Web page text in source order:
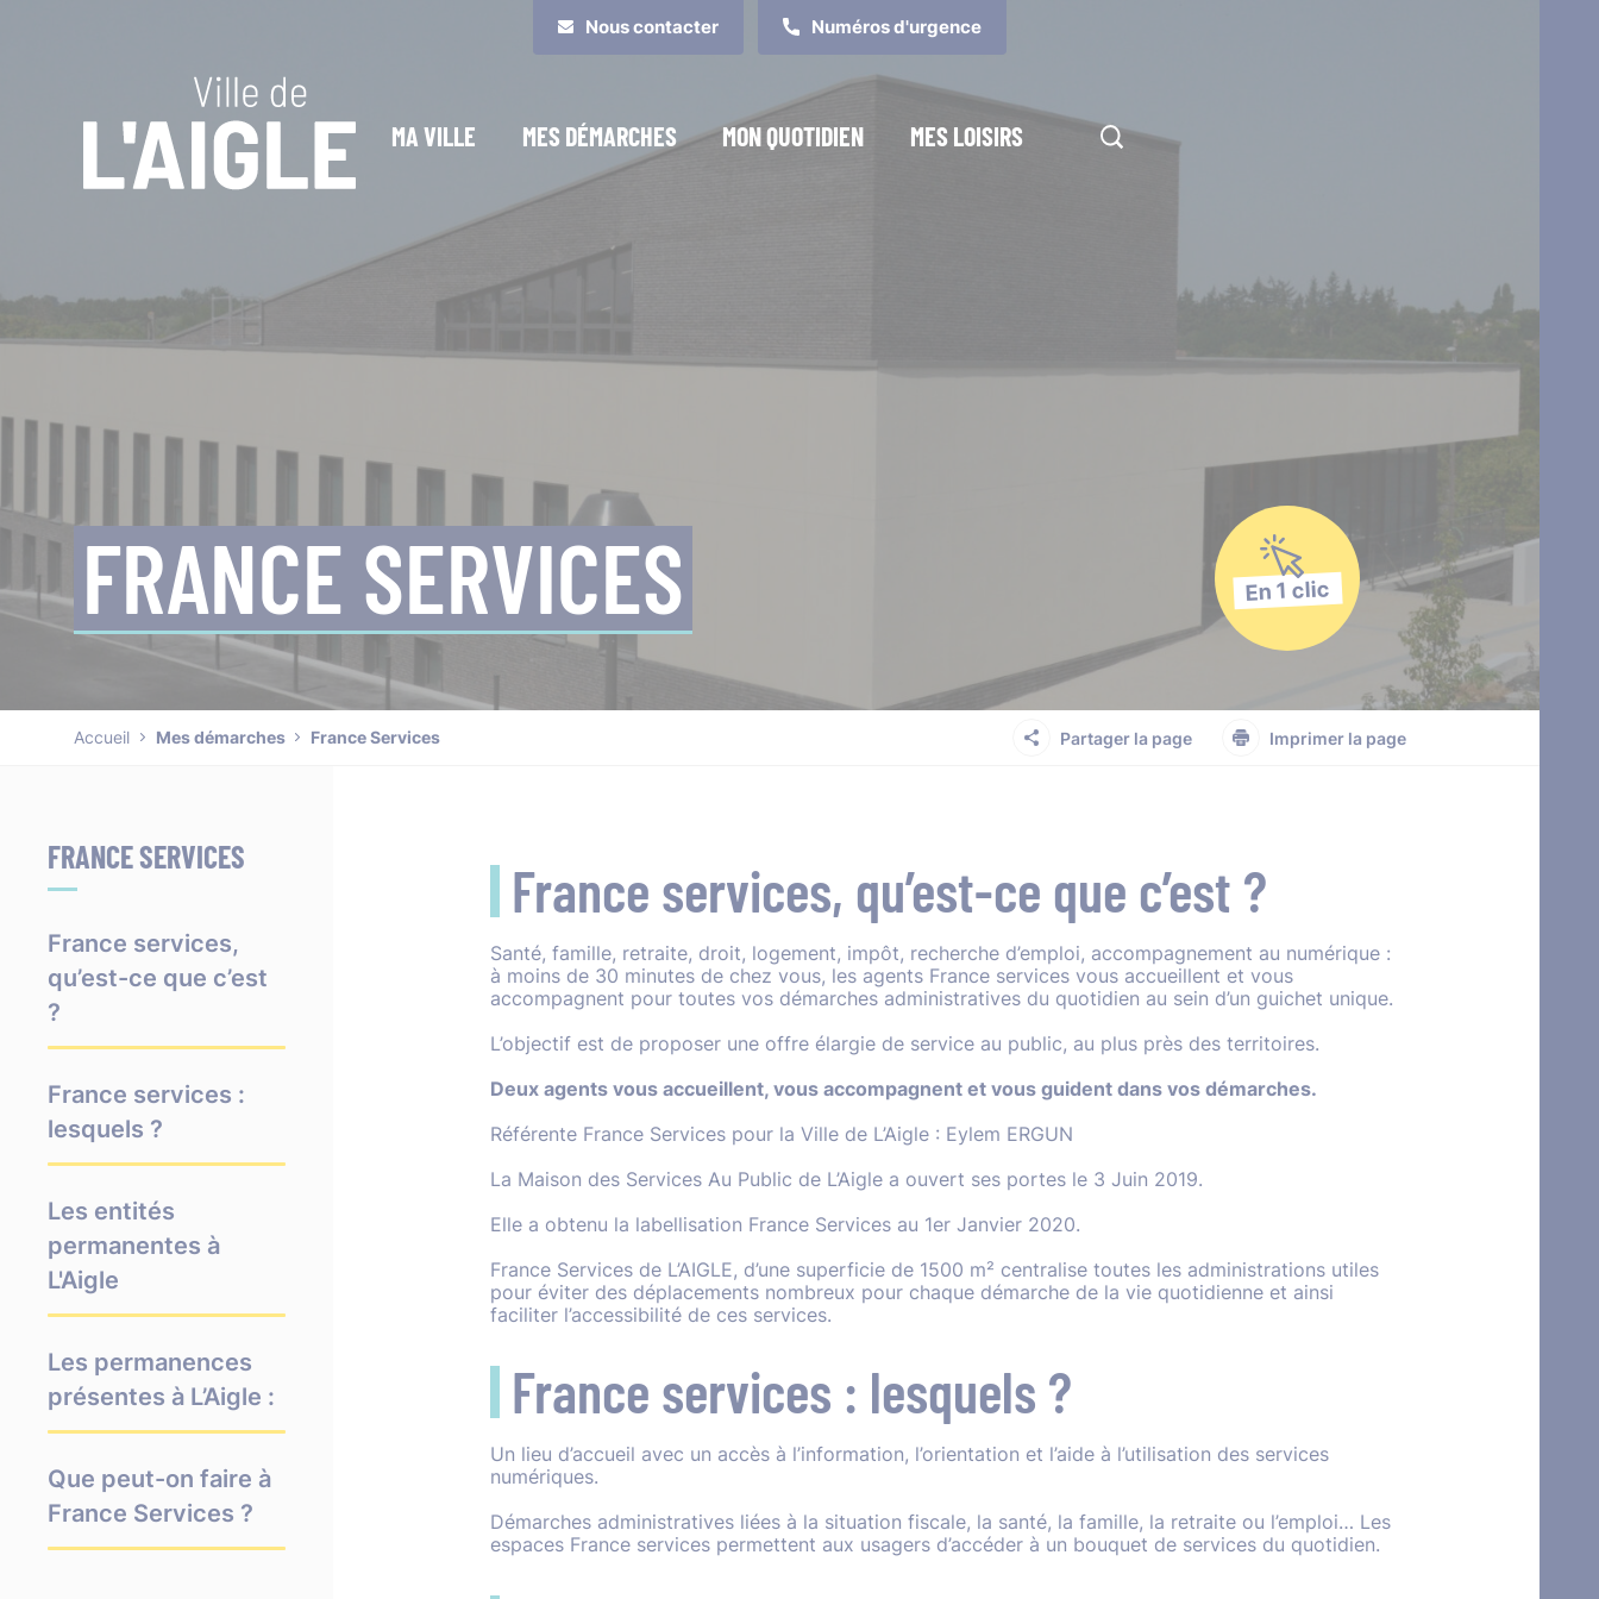
Nous contacter Numéros d'urgence
MA VILLE MES DÉMARCHES MON QUOTIDIEN MES LOISIRS
FRANCE SERVICES En 1 clic
Accueil Mes démarches France Services Partager la page Imprimer la page
FRANCE SERVICES
France services,
qu’est-ce que c’est
?
France services :
lesquels ?
Les entités
permanentes à
L'Aigle
Les permanences
présentes à L’Aigle :
Que peut-on faire à
France Services ?
France services, qu’est-ce que c’est ?
Santé, famille, retraite, droit, logement, impôt, recherche d’emploi, accompagnement au numérique :
à moins de 30 minutes de chez vous, les agents France services vous accueillent et vous
accompagnent pour toutes vos démarches administratives du quotidien au sein d’un guichet unique.
L’objectif est de proposer une offre élargie de service au public, au plus près des territoires.
Deux agents vous accueillent, vous accompagnent et vous guident dans vos démarches.
Référente France Services pour la Ville de L’Aigle : Eylem ERGUN
La Maison des Services Au Public de L’Aigle a ouvert ses portes le 3 Juin 2019.
Elle a obtenu la labellisation France Services au 1er Janvier 2020.
France Services de L’AIGLE, d’une superficie de 1500 m² centralise toutes les administrations utiles
pour éviter des déplacements nombreux pour chaque démarche de la vie quotidienne et ainsi
faciliter l’accessibilité de ces services.
France services : lesquels ?
Un lieu d’accueil avec un accès à l’information, l’orientation et l’aide à l’utilisation des services
numériques.
Démarches administratives liées à la situation fiscale, la santé, la famille, la retraite ou l’emploi… Les
espaces France services permettent aux usagers d’accéder à un bouquet de services du quotidien.